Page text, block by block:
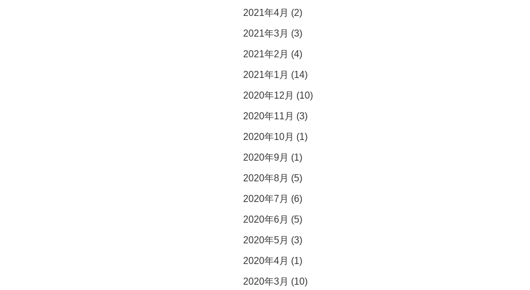
2021年4月 (2)
2021年3月 (3)
2021年2月 (4)
2021年1月 (14)
2020年12月 (10)
2020年11月 (3)
2020年10月 (1)
2020年9月 (1)
2020年8月 (5)
2020年7月 (6)
2020年6月 (5)
2020年5月 (3)
2020年4月 (1)
2020年3月 (10)